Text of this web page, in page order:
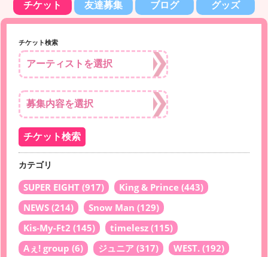
チケット 友達募集 ブログ グッズ
チケット検索
カテゴリ
SUPER EIGHT (917) King & Prince (443)
NEWS (214) Snow Man (129)
Kis-My-Ft2 (145) timelesz (115)
Aぇ! group (6) ジュニア (317) WEST. (192)